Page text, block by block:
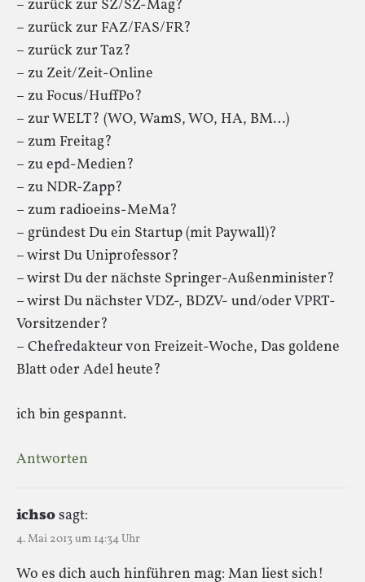
– zurück zur SZ/SZ-Mag?
– zurück zur FAZ/FAS/FR?
– zurück zur Taz?
– zu Zeit/Zeit-Online
– zu Focus/HuffPo?
– zur WELT? (WO, WamS, WO, HA, BM…)
– zum Freitag?
– zu epd-Medien?
– zu NDR-Zapp?
– zum radioeins-MeMa?
– gründest Du ein Startup (mit Paywall)?
– wirst Du Uniprofessor?
– wirst Du der nächste Springer-Außenminister?
– wirst Du nächster VDZ-, BDZV- und/oder VPRT-
Vorsitzender?
– Chefredakteur von Freizeit-Woche, Das goldene
Blatt oder Adel heute?
ich bin gespannt.
Antworten
ichsosagt:
4. Mai 2013 um 14:34 Uhr
Wo es dich auch hinführen mag: Man liest sich!